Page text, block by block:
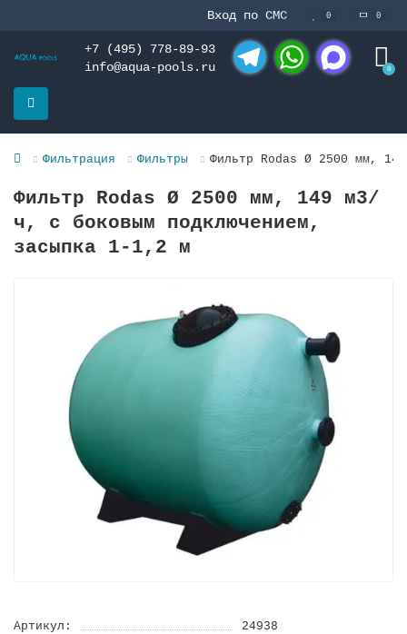
Вход по СМС 0 0
+7 (495) 778-89-93
info@aqua-pools.ru
0
Фильтрация Фильтры Фильтр Rodas Ø 2500 мм,
Фильтр Rodas Ø 2500 мм, 149 м3/
ч, с боковым подключением,
засыпка 1-1,2 м
Артикул:
24938